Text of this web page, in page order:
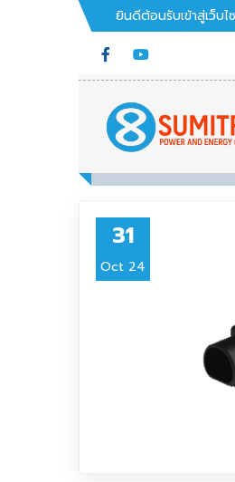
ยินดีต้อนรับเข้าสู่เว็บ
31
Oct 24